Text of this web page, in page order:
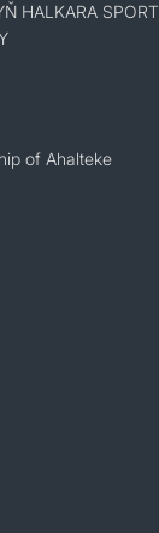
HALKARA SPORT
of Ahalteke